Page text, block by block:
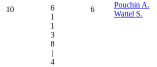
10
6
1
1
3
8
|
4
6
Pouchin A.
Wattel S.